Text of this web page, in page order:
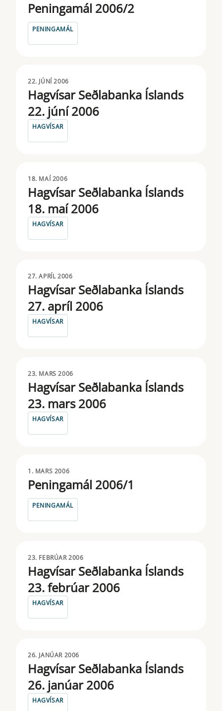
Peningamál 2006/2
PENINGAMÁL
22. JÚNÍ 2006
Hagvísar Seðlabanka Íslands
22. júní 2006
HAGVÍSAR
18. MAÍ 2006
Hagvísar Seðlabanka Íslands
18. maí 2006
HAGVÍSAR
27. APRÍL 2006
Hagvísar Seðlabanka Íslands
27. apríl 2006
HAGVÍSAR
23. MARS 2006
Hagvísar Seðlabanka Íslands
23. mars 2006
HAGVÍSAR
1. MARS 2006
Peningamál 2006/1
PENINGAMÁL
23. FEBRÚAR 2006
Hagvísar Seðlabanka Íslands
23. febrúar 2006
HAGVÍSAR
26. JANÚAR 2006
Hagvísar Seðlabanka Íslands
26. janúar 2006
HAGVÍSAR